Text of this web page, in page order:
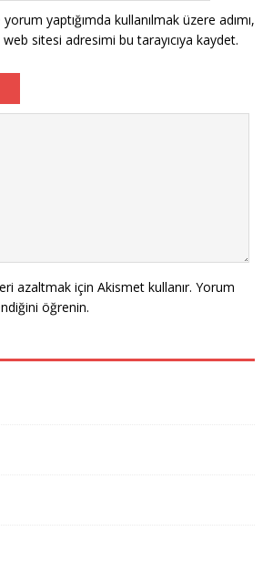
yaptığımda kullanılmak üzere adımı,
sitesi adresimi bu tarayıcıya kaydet.
azaltmak için Akismet kullanır. Yorum
öğrenin.